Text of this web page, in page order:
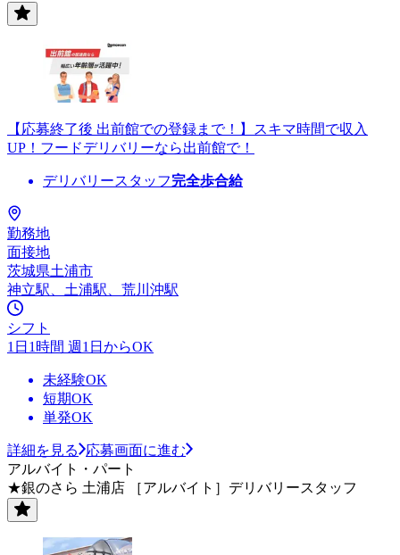
【応募終了後 出前館での登録まで！】スキマ時間で収入
UP！フードデリバリーなら出前館で！
デリバリースタッフ完全歩合給
勤務地
面接地
茨城県土浦市
神立駅、土浦駅、荒川沖駅
シフト
1日1時間 週1日からOK
未経験OK
短期OK
単発OK
詳細を見る
応募画面に進む
アルバイト・パート
★銀のさら 土浦店 ［アルバイト］デリバリースタッフ